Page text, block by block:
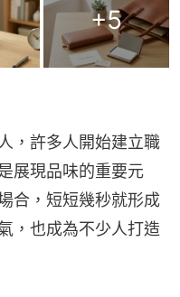
+5
，許多人開始建立職
展現品味的重要元
合，短短幾秒就形成
，也成為不少人打造